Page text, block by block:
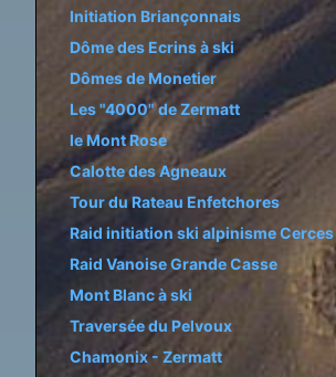
Initiation Briançonnais
Dôme des Ecrins à ski
Dômes de Monetier
Les "4000" de Zermatt
le Mont Rose
Calotte des Agneaux
Tour du Rateau Enfetchores
Raid initiation ski alpinisme Cerces
Raid Vanoise Grande Casse
Mont Blanc à ski
Traversée du Pelvoux
Chamonix - Zermatt